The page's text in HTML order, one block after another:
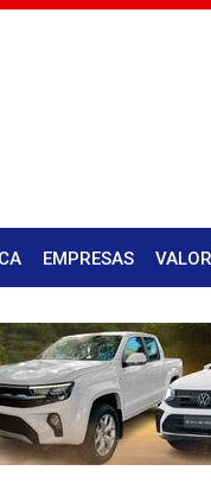
EMPRESAS